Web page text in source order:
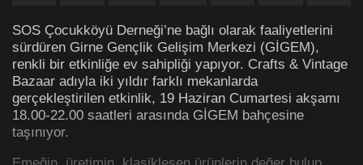
SOS Çocukköyü Derneği’ne bağlı olarak faaliyetlerini
sürdüren Girne Gençlik Gelişim Merkezi (GİGEM),
renkli bir etkinliğe ev sahipliği yapıyor. Crafts & Vintage
Bazaar adıyla iki yıldır farklı mekanlarda
gerçekleştirilen etkinlik, 19 Haziran Cumartesi akşamı
18.00-22.00 saatleri arasında GİGEM bahçesine
taşınıyor.